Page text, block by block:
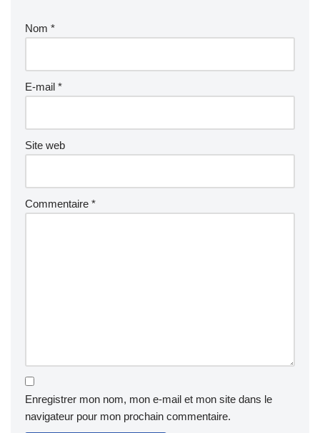
Nom *
E-mail *
Site web
Commentaire *
Enregistrer mon nom, mon e-mail et mon site dans le
navigateur pour mon prochain commentaire.